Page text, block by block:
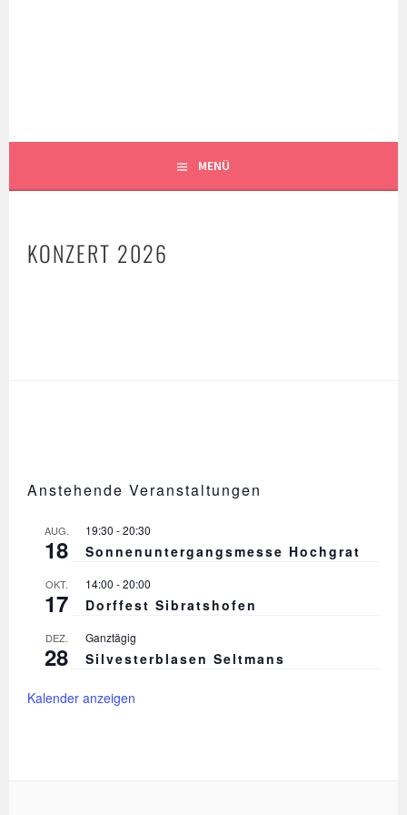
MENÜ
KONZERT 2026
Anstehende Veranstaltungen
AUG.
18
19:30 -20:30
Sonnenuntergangsmesse Hochgrat
OKT.
17
14:00 -20:00
Dorffest Sibratshofen
DEZ.
28
Ganztägig
Silvesterblasen Seltmans
Kalender anzeigen